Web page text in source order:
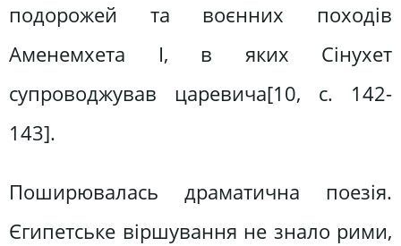
подорожей та воєнних походів
Аменемхета І, в яких Сінухет
супроводжував царевича[10, c. 142-
143].
Поширювалась драматична поезія.
Єгипетське віршування не знало рими,